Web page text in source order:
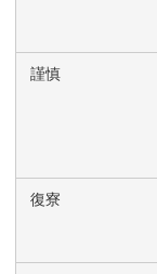
謹慎
復寮